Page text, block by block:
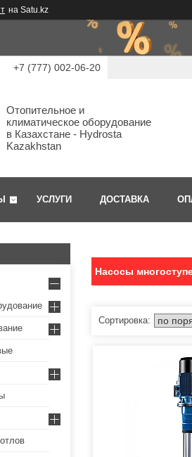
на Satu.kz
+7 (777) 002-06-20
Отопительное и
климатическое оборудование
в Казахстане - Hydrosta
Kazakhstan
УСЛУГИ ДОСТАВКА
Насосы